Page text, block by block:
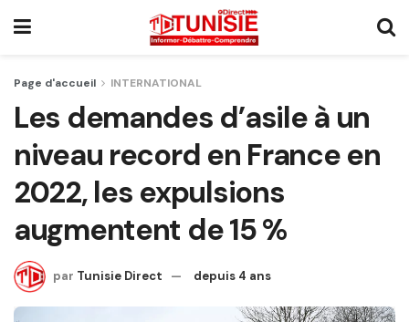
Page d'accueil INTERNATIONAL
Les demandes d’asile à un
niveau record en France en
2022, les expulsions
augmentent de 15 %
par Tunisie Direct depuis 4 ans